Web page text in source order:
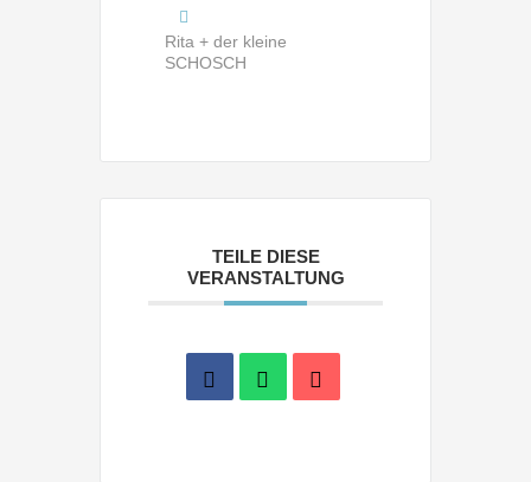
Rita + der kleine
SCHOSCH
TEILE DIESE
VERANSTALTUNG